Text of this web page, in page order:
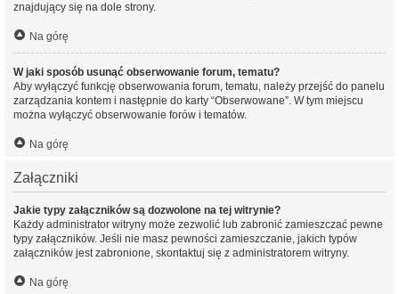
znajdujący się na dole strony.
Na górę
W jaki sposób usunąć obserwowanie forum, tematu?
Aby wyłączyć funkcję obserwowania forum, tematu, należy przejść do panelu
zarządzania kontem i następnie do karty “Obserwowane”. W tym miejscu
można wyłączyć obserwowanie forów i tematów.
Na górę
Załączniki
Jakie typy załączników są dozwolone na tej witrynie?
Każdy administrator witryny może zezwolić lub zabronić zamieszczać pewne
typy załączników. Jeśli nie masz pewności zamieszczanie, jakich typów
załączników jest zabronione, skontaktuj się z administratorem witryny.
Na górę